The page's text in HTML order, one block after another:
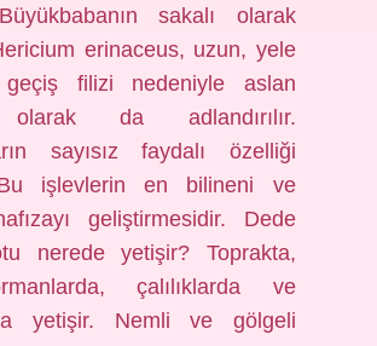
sakalı olarak
erinaceus, uzun, yele
geçiş filizi nedeniyle aslan
da adlandırılır.
sayısız faydalı özelliği
işlevlerin en bilineni ve
geliştirmesidir. Dede
nerede yetişir? Toprakta,
çalılıklarda ve
yetişir. Nemli ve gölgeli